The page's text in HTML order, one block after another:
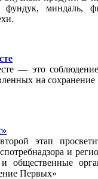
фундук, миндаль,
— это
на сохранение
этап
и
общественные
Первых»